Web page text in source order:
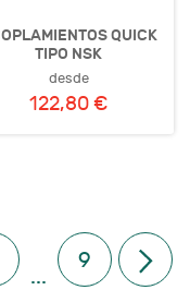
QUICK
TIPO NSK
desde
122,80 €
...
9